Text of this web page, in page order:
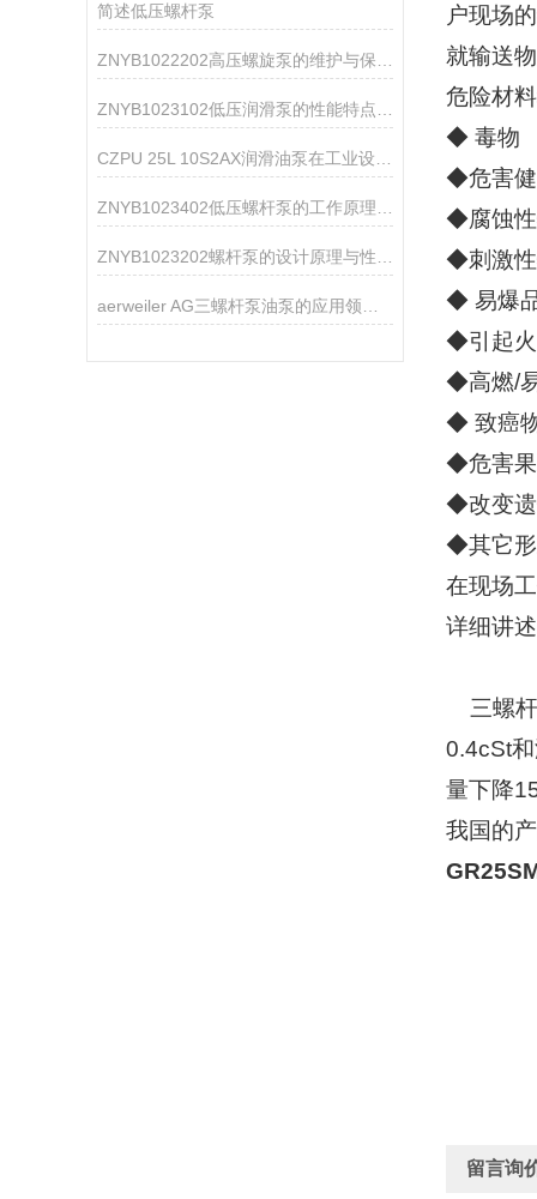
简述低压螺杆泵
户现场
就输送
危险材
◆ 毒物
◆危害
◆腐蚀
◆刺激
◆ 易爆
◆引起
◆高燃/
◆ 致癌
◆危害
◆改变
◆其它形
在现场
详细讲
三螺杆
0.4cSt
量下降
我国的
留言询